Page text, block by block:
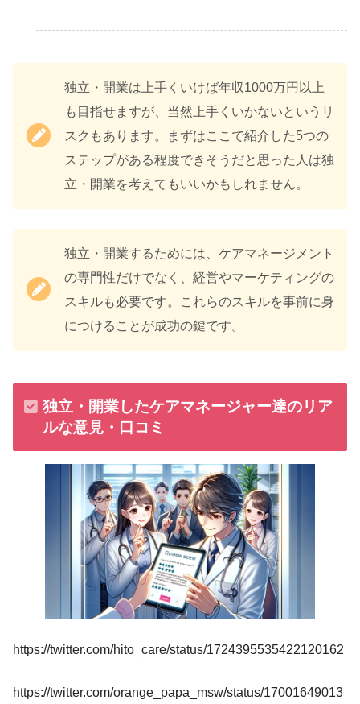
独立・開業は上手くいけば年収1000万円以上
も目指せますが、当然上手くいかないというリ
スクもあります。まずはここで紹介した5つの
ステップがある程度できそうだと思った人は独
立・開業を考えてもいいかもしれません。
独立・開業するためには、ケアマネージメント
の専門性だけでなく、経営やマーケティングの
スキルも必要です。これらのスキルを事前に身
につけることが成功の鍵です。
独立・開業したケアマネージャー達のリア
ルな意見・口コミ
https://twitter.com/hito_care/status/1724395535422120162
https://twitter.com/orange_papa_msw/status/17001649013